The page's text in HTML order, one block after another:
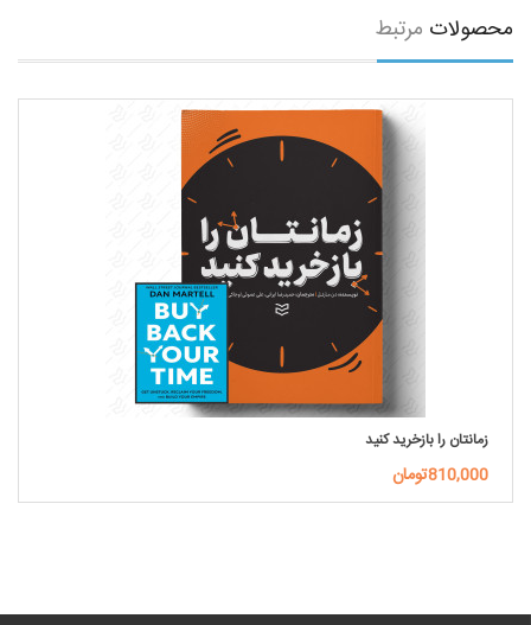
محصولات مرتبط
زمانتان را بازخرید کنید
810,000تومان